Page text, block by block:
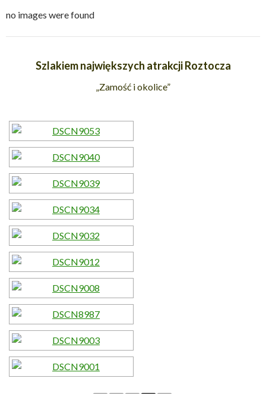
no images were found
Szlakiem największych atrakcji Roztocza
„Zamość i okolice”